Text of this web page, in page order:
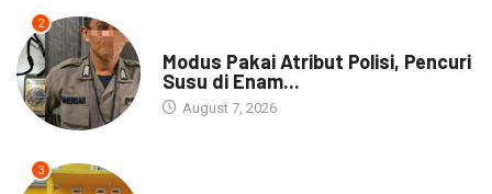
2
Modus Pakai Atribut Polisi, Pencuri
Susu di Enam...
August 7, 2026
3